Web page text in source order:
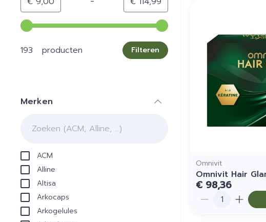
Gebruik de pijltjestoetsen links en rechts om de minimale en
193 producten
Filteren
Merken
ACM
Alline
Altisa
Arkocaps
Arkogelules
Omnivit
Omnivit Hair
€ 98,36
Aantal